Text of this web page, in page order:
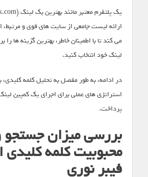
ارائه لیست جامعی از سایت های قوی و مرتبط،
می کند تا با اطمینان خاطر، بهترین گزینه ها را
لینک خود انتخاب کنید.
در ادامه، به طور مفصل به تحلیل کلمه کلیدی،
استراتژی های عملی برای اجرای یک کمپین
پرداخت.
بررسی میزان جستجو
محبوبیت کلمه کلیدی
فیبر نوری